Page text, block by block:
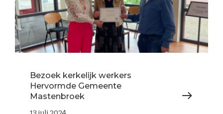
Bezoek kerkelijk werkers
Hervormde Gemeente
Mastenbroek